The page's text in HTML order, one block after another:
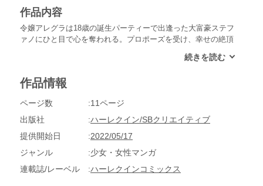
作品内容
令嬢アレグラは18歳の誕生パーティーで出逢った大富豪ステフ
ァノにひと目で心を奪われる。プロポーズを受け、幸せの絶頂
結婚は男たちの“取引き”に基づいたものだったのだ。愛されて
だす。７年後、ロンドンで自活するアレグラは彼と再会。ふっ
く痛み、再び彼の魅力にからみとられ…!?
作品情報
ページ数
11ページ
出版社
ハーレクイン/SBクリエイティブ
提供開始日
2022/05/17
ジャンル
少女・女性マンガ
連載誌/レーベル
ハーレクインコミックス